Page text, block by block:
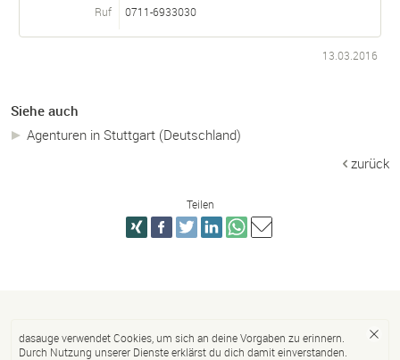
Ruf 0711-6933030
13.03.2016
Siehe auch
Agenturen in Stuttgart (Deutschland)
zurück
Teilen
dasauge verwendet Cookies, um sich an deine Vorgaben zu erinnern.
Durch Nutzung unserer Dienste erklärst du dich damit einverstanden.